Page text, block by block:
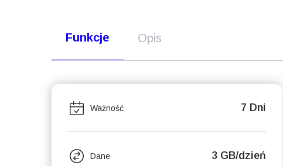
Funkcje Opis
Ważność 7 Dni
Dane 3 GB/dzień